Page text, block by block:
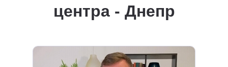
центра - Днепр